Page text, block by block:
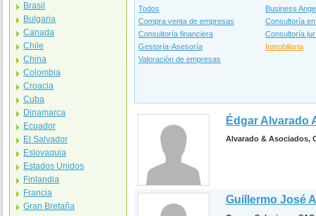
Todos
Business
Compra venta de empresas
Consultoría
Consultoría financiera
Consultoría
Gestoría-Asesoría
Inmobiliaria
Valoración de empresas
Édgar Alvarado
Alvarado & Asociados,
Guillermo José
Brasil
Bulgaria
Canada
Chile
China
Colombia
Croacia
Cuba
Dinamarca
Ecuador
El Salvador
Eslovaquia
Estados Unidos
Finlandia
Francia
Gran Bretaña